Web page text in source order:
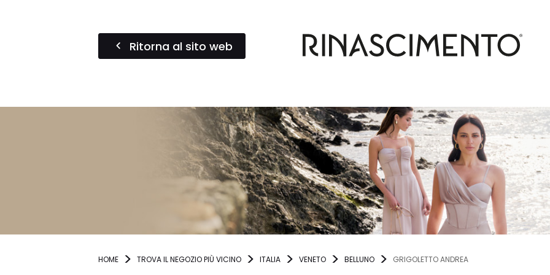
Ritorna al sito web
HOME TROVA IL NEGOZIO PIÙ VICINO ITALIA VENETO BELLUNO GRIGOLETTO ANDREA